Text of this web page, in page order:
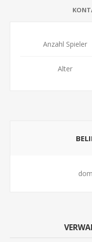
Anzahl Spieler
Alter